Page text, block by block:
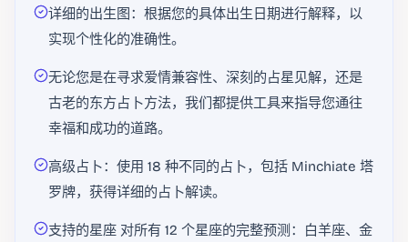
详细的出生图：根据您的具体出生日期进行解释，以
实现个性化的准确性。
无论您是在寻求爱情兼容性、深刻的占星见解，还是
古老的东方占卜方法，我们都提供工具来指导您通往
幸福和成功的道路。
高级占卜：使用 18 种不同的占卜，包括 Minchiate 塔
罗牌，获得详细的占卜解读。
支持的星座 对所有 12 个星座的完整预测：白羊座、金